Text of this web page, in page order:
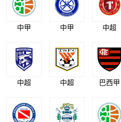
中甲 中甲 中超
中超 中超 巴西甲